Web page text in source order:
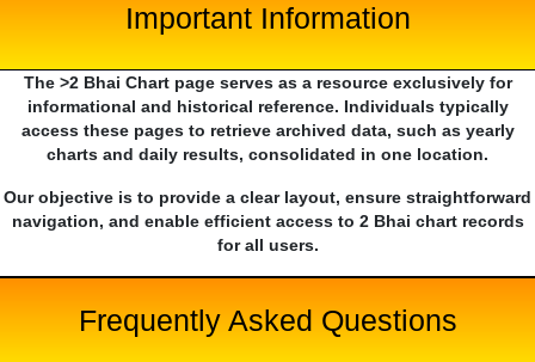
Important Information
The >2 Bhai Chart page serves as a resource exclusively for
informational and historical reference. Individuals typically
access these pages to retrieve archived data, such as yearly
charts and daily results, consolidated in one location.
Our objective is to provide a clear layout, ensure straightforward
navigation, and enable efficient access to 2 Bhai chart records
for all users.
Frequently Asked Questions